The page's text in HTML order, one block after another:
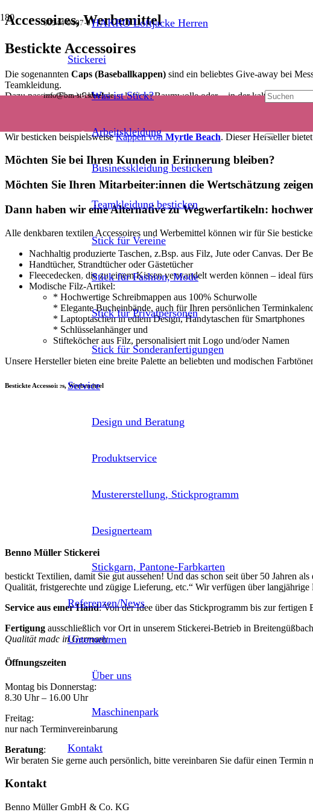
09544-9407-0
info@bm-stickerei.de
HAKRO Loftjacke Herren
Stickerei
Was ist Stick?
Arbeitskleidung
Businesskleidung besticken
Teamkleidung besticken
Stick für Vereine
Stick für Fashion, Mode
Stick für Privatpersonen
Stick für Sonderanfertigungen
Service
Design und Beratung
Produktservice
Mustererstellung, Stickprogramm
Designerteam
Stickgarn, Pantone-Farbkarten
Referenzen/News
Unternehmen
Über uns
Maschinenpark
Kontakt
Accessoires, Werbemittel
Bestickte Accessoires
Die sogenannten Caps (Baseballkappen) sind ein beliebtes Give-away bei
Teamkleidung.
Dazu passen (Fan-)Schalsaus luftiger Baumwolle oder − in der kalten
Wir besticken beispielsweiseKappen von Myrtle Beach. Dieser Hersteller
Möchten Sie bei Ihren Kunden in Erinnerung bleiben?
Möchten Sie Ihren Mitarbeiter:innen die Wertschätzung
Dann haben wir eine Alternative zu Wegwerfartikeln:
Alle denkbaren textilen Accessoires und Werbemittel können wir für Sie
Nachhaltig produzierte Taschen, z.Bsp. aus Filz, Jute oder Canvas. Der
Handtücher, Strandtücher oder Gästetücher
Fleecedecken, die zu einem Kissen verwandelt werden können – ideal
Modische Filz-Artikel:
* Hochwertige Schreibmappen aus 100% Schurwolle
* Elegante Bucheinbände, auch für Ihren persönlichen
* Laptoptaschen in edlem Design, Handytaschen für Smartphones
* Schlüsselanhänger und
Stifteköcher aus Filz, personalisiert mit Logo und/oder Namen
Unsere Hersteller bieten eine breite Palette an beliebten und modischen
Bestickte Accessoires, Werbemittel
Benno Müller Stickerei
bestickt Textilien, damit Sie gut aussehen! Und das schon seit über 50 Jahren
Qualität, fristgerechte und zügige Lieferung, etc.“ Wir verfügen über
Service aus einer Hand: Von der Idee über das Stickprogramm bis zur fertigen
Fertigung ausschließlich vor Ort in unserem Stickerei-Betrieb in
Qualität made in Germany
Öffnungszeiten
Montag bis Donnerstag:
8.30 Uhr – 16.00 Uhr
Freitag:
nur nach Terminvereinbarung
Beratung:
Wir beraten Sie gerne auch persönlich, bitte vereinbaren Sie dafür einen Termin
Kontakt
Benno Müller GmbH & Co. KG